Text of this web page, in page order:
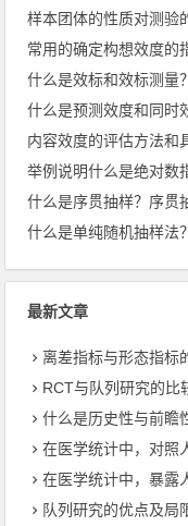
样本团体的性质对测验
常用的确定构想效度的
什么是效标和效标测量
什么是预测效度和同时
内容效度的评估方法和
举例说明什么是绝对数
什么是序贯抽样？序贯
什么是单纯随机抽样法？
最新文章
离差指标与形态指标
RCT与队列研究的比
什么是历史性与前瞻
在医学统计中，对照
在医学统计中，暴露
队列研究的优点及局